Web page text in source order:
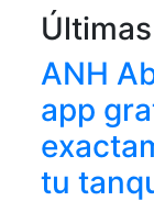
ANH
app
tu